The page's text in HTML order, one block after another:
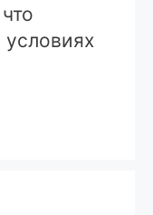
условиях